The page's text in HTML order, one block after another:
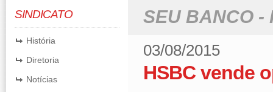
SINDICATO
História
Diretoria
Notícias
SEU BANCO -
03/08/2015
HSBC vende